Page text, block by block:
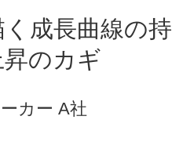
成長曲線の持
のカギ
カー A社